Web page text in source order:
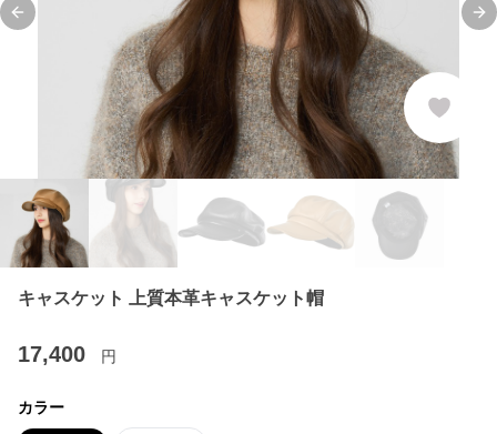
Previous slide
キャスケット 上質本革キャスケット帽
17,400 円
カラー